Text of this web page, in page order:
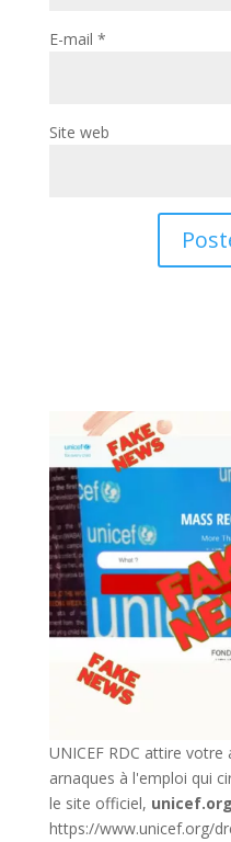
E-mail *
Site web
UNICEF RDC attire
arnaques à l'emploi qui
le site officiel, unicef.org
https://www.unicef.org/